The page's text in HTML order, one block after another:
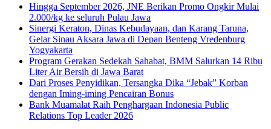
Hingga September 2026, JNE Berikan Promo Ongkir Mulai
2.000/kg ke seluruh Pulau Jawa
Sinergi Keraton, Dinas Kebudayaan, dan Karang Taruna,
Gelar Sinau Aksara Jawa di Depan Benteng Vredenburg
Yogyakarta
Program Gerakan Sedekah Sahabat, BMM Salurkan 14 Ribu
Liter Air Bersih di Jawa Barat
Dari Proses Penyidikan, Tersangka Dika “Jebak” Korban
dengan Iming-iming Pencairan Bonus
Bank Muamalat Raih Penghargaan Indonesia Public
Relations Top Leader 2026